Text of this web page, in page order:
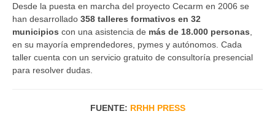
Desde la puesta en marcha del proyecto Cecarm en 2006 se
han desarrollado 358 talleres formativos en 32
municipios con una asistencia de más de 18.000 personas
en su mayoría emprendedores, pymes y autónomos. Cada
taller cuenta con un servicio gratuito de consultoría presencial
para resolver dudas.
FUENTE: RRHH PRESS